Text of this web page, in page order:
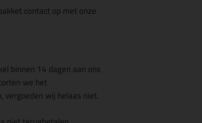
contact op met onze
binnen 14 dagen aan ons
we het
vergoeden wij helaas niet.